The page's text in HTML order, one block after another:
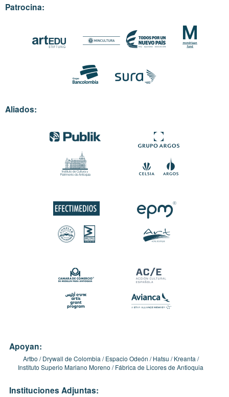
Patrocina:
Aliados:
Apoyan:
Artbo Drywall de Colombia Espacio Odeón Hatsu
Kreanta
Instituto Superio Mariano Moreno
Fábrica de Licores de Antioquia
Instituciones Adjuntas: